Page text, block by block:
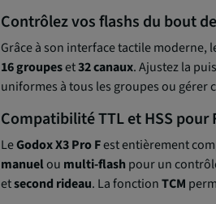
Contrôlez vos flashs du bout
Grâce à son interface tactile moderne,
16 groupeset32 canaux. Ajustez la
uniformes à tous les groupes ou
Compatibilité TTL et HSS pour
LeGodox X3 Pro Fest entièrement
manuelou multi-flash pour un
etsecond rideau. La fonctionTCM